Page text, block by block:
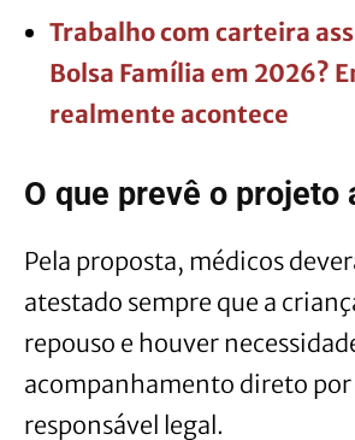
Trabalho com carteira
Bolsa Família em 2026?
realmente acontece
O que prevê o projeto
Pela proposta, médicos
atestado sempre que a
repouso e houver
acompanhamento direto
responsável legal.